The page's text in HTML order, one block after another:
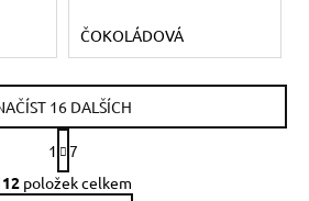
ČOKOLÁDOVÁ
O
16 DALŠÍCH
S
t
r
1
7
položek celkem